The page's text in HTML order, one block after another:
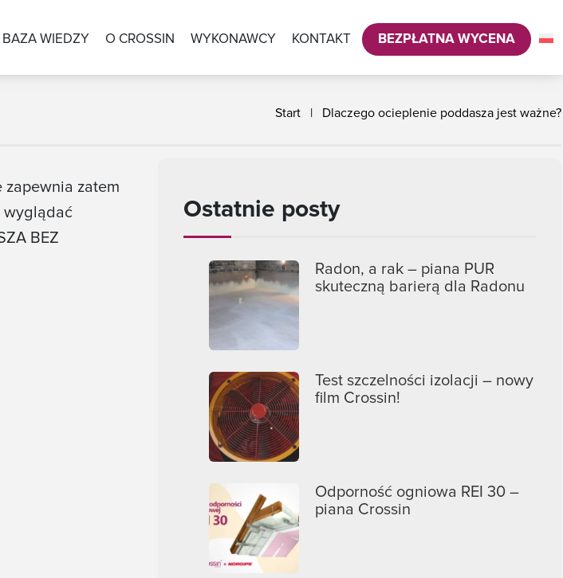
BAZA WIEDZY O CROSSIN WYKONAWCY KONTAKT BEZPŁATNA WYCENA
Start Dlaczego ocieplenie poddasza jest ważne?
zapewnia zatem
wyglądać
BEZ
Ostatnie posty
Radon, a rak – piana PUR
skuteczną barierą dla Radonu
Test szczelności izolacji – nowy
film Crossin!
Odporność ogniowa REI 30 –
piana Crossin